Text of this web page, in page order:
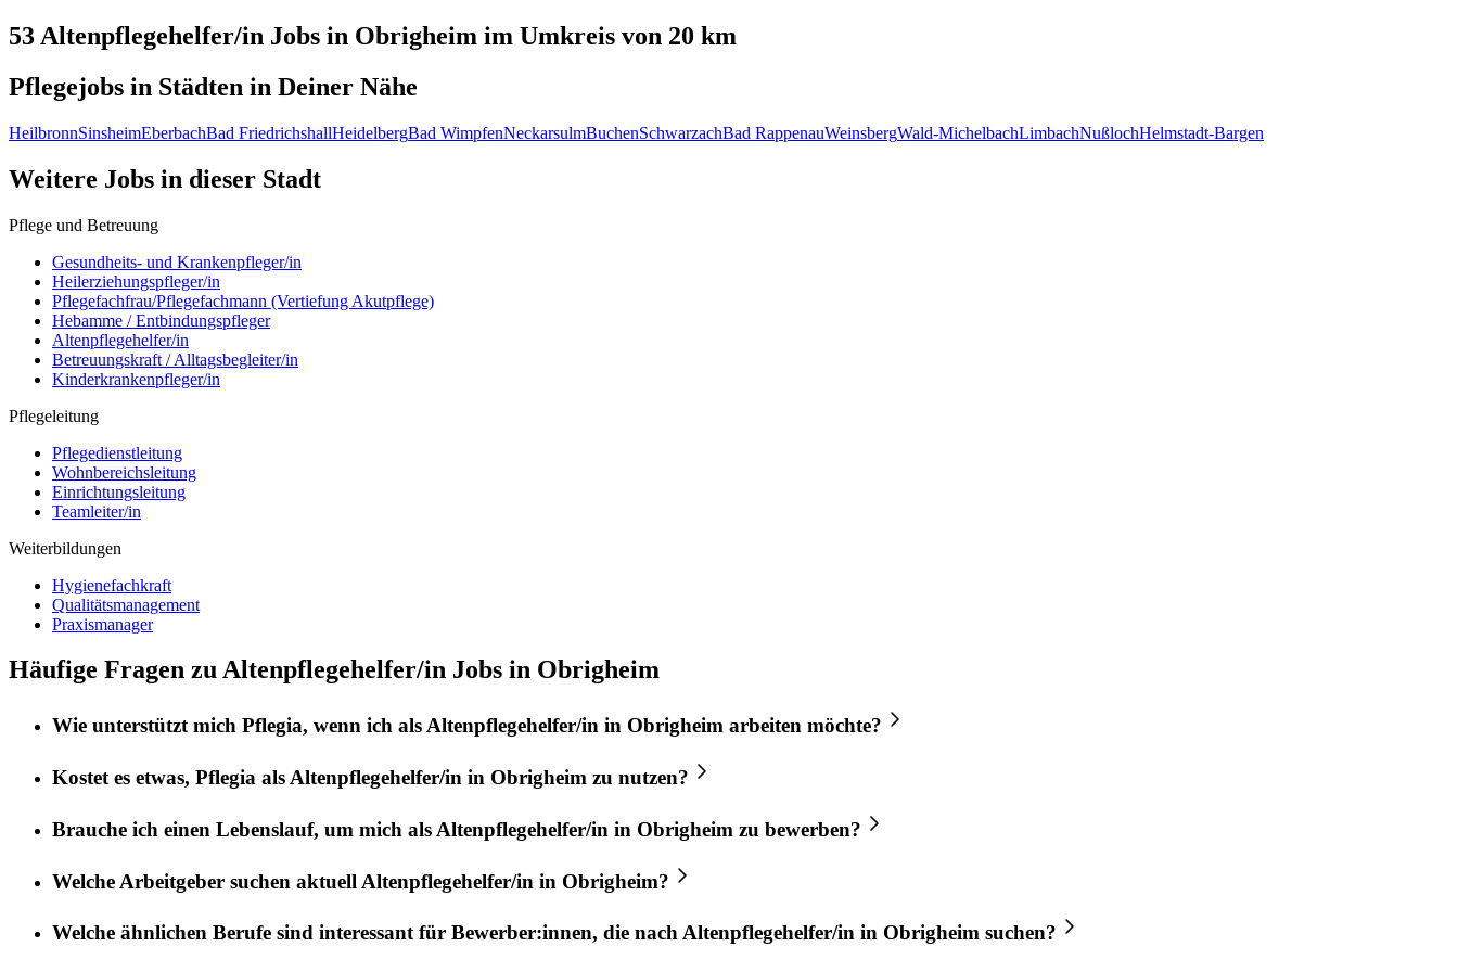
53 Altenpflegehelfer/in Jobs in Obrigheim im Umkreis von 20 km
Pflegejobs in Städten in Deiner Nähe
HeilbronnSinsheimEberbachBad FriedrichshallHeidelbergBad WimpfenNeckarsulmBuchenSchwarzachBad RappenauWeinsbergWald-MichelbachLimbachNußlochHelmstadt-Bargen
Weitere Jobs in dieser Stadt
Pflege und Betreuung
Gesundheits- und Krankenpfleger/in
Heilerziehungspfleger/in
Pflegefachfrau/Pflegefachmann (Vertiefung Akutpflege)
Hebamme / Entbindungspfleger
Altenpflegehelfer/in
Betreuungskraft / Alltagsbegleiter/in
Kinderkrankenpfleger/in
Pflegeleitung
Pflegedienstleitung
Wohnbereichsleitung
Einrichtungsleitung
Teamleiter/in
Weiterbildungen
Hygienefachkraft
Qualitätsmanagement
Praxismanager
Häufige Fragen zu Altenpflegehelfer/in Jobs in Obrigheim
Wie unterstützt mich Pflegia, wenn ich alsAltenpflegehelfer/in in Obrigheim arbeiten möchte?
Kostet es etwas, Pflegia als Altenpflegehelfer/in in Obrigheim zu nutzen?
Brauche ich einen Lebenslauf, um mich als Altenpflegehelfer/in in Obrigheim zu bewerben?
Welche Arbeitgeber suchen aktuell Altenpflegehelfer/in in Obrigheim?
Welche ähnlichen Berufe sind interessant für Bewerber:innen, die nachAltenpflegehelfer/in in Obrigheim suchen?